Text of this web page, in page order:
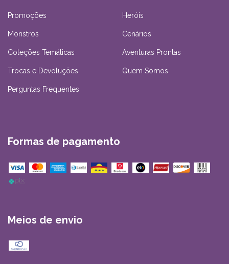
Promoções Heróis
Monstros Cenários
Coleções Temáticas Aventuras Prontas
Trocas e Devoluções Quem Somos
Perguntas Frequentes
Formas de pagamento
Meios de envio